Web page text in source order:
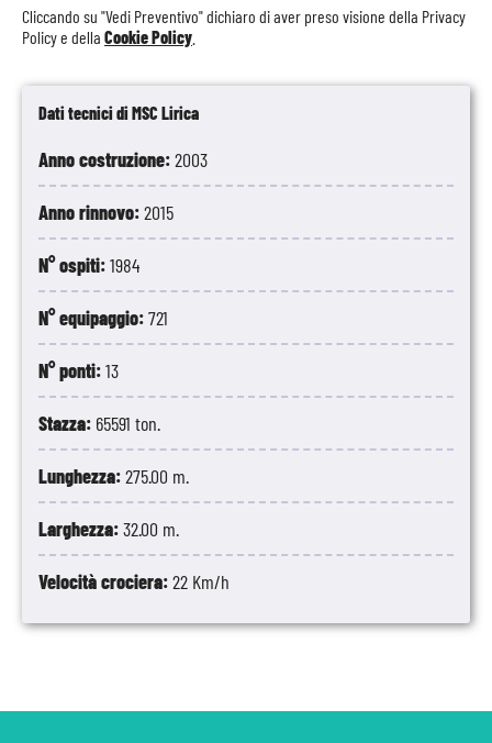
Dati tecnici di MSC Lirica
Anno costruzione:2003
Anno rinnovo:2015
N° ospiti:1984
N° equipaggio:721
N° ponti:13
Stazza: 65591 ton.
Lunghezza:275.00 m.
Larghezza:32.00 m.
Velocità crociera:22 Km/h
Cliccando su "Vedi Preventivo" dichiaro di aver preso visione della Privacy
Policye della Cookie Policy